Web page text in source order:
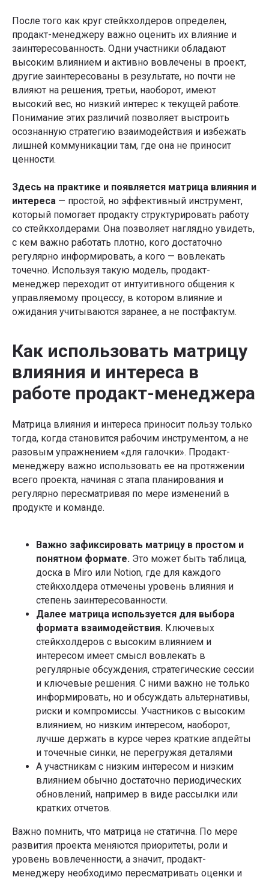
После того как круг стейкхолдеров определен,
продакт-менеджеру важно оценить их влияние и
заинтересованность. Одни участники обладают
высоким влиянием и активно вовлечены в проект,
другие заинтересованы в результате, но почти не
влияют на решения, третьи, наоборот, имеют
высокий вес, но низкий интерес к текущей работе.
Понимание этих различий позволяет выстроить
осознанную стратегию взаимодействия и избежать
лишней коммуникации там, где она не приносит
ценности.
Здесь на практике и появляется матрица влияния и
интереса — простой, но эффективный инструмент,
который помогает продакту структурировать работу
со стейкхолдерами. Она позволяет наглядно увидеть,
с кем важно работать плотно, кого достаточно
регулярно информировать, а кого — вовлекать
точечно. Используя такую модель, продакт-
менеджер переходит от интуитивного общения к
управляемому процессу, в котором влияние и
ожидания учитываются заранее, а не постфактум.
Как использовать матрицу
влияния и интереса в
работе продакт-менеджера
Матрица влияния и интереса приносит пользу только
тогда, когда становится рабочим инструментом, а не
разовым упражнением «для галочки». Продакт-
менеджеру важно использовать ее на протяжении
всего проекта, начиная с этапа планирования и
регулярно пересматривая по мере изменений в
продукте и команде.
Важно зафиксировать матрицу в простом и
понятном формате. Это может быть таблица,
доска в Miro или Notion, где для каждого
стейкхолдера отмечены уровень влияния и
степень заинтересованности.
Далее матрица используется для выбора
формата взаимодействия. Ключевых
стейкхолдеров с высоким влиянием и
интересом имеет смысл вовлекать в
регулярные обсуждения, стратегические сессии
и ключевые решения. С ними важно не только
информировать, но и обсуждать альтернативы,
риски и компромиссы. Участников с высоким
влиянием, но низким интересом, наоборот,
лучше держать в курсе через краткие апдейты
и точечные синки, не перегружая деталями
А участникам с низким интересом и низким
влиянием обычно достаточно периодических
обновлений, например в виде рассылки или
кратких отчетов.
Важно помнить, что матрица не статична. По мере
развития проекта меняются приоритеты, роли и
уровень вовлеченности, а значит, продакт-
менеджеру необходимо пересматривать оценки и